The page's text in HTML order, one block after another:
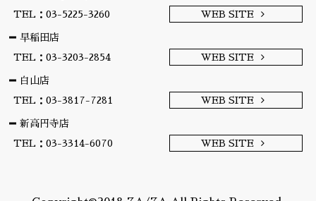
TEL：03-5225-3260
WEB SITE
早稲田店
TEL：03-3203-2854
WEB SITE
白山店
TEL：03-3817-7281
WEB SITE
新高円寺店
TEL：03-3314-6070
WEB SITE